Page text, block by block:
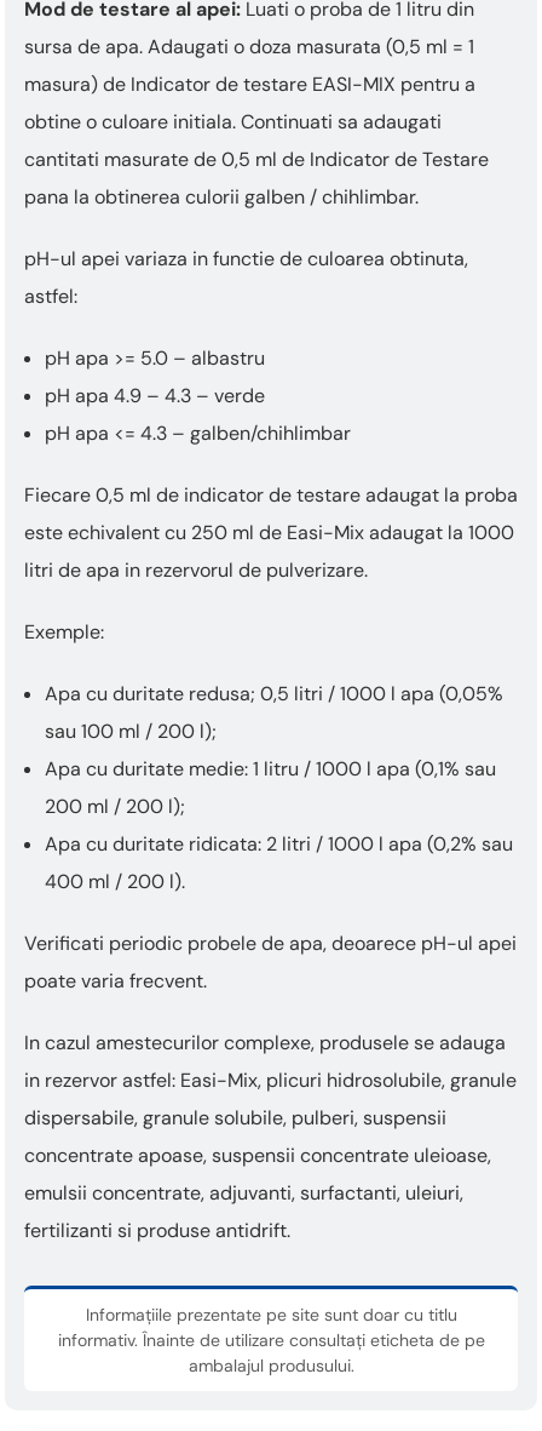
Mod de testare al apei: Luati o proba de 1 litru din
sursa de apa. Adaugati o doza masurata (0,5 ml = 1
masura) de Indicator de testare EASI-MIX pentru a
obtine o culoare initiala. Continuati sa adaugati
cantitati masurate de 0,5 ml de Indicator de Testare
pana la obtinerea culorii galben / chihlimbar.
pH-ul apei variaza in functie de culoarea obtinuta,
astfel:
pH apa >= 5.0 – albastru
pH apa 4.9 – 4.3 – verde
pH apa <= 4.3 – galben/chihlimbar
Fiecare 0,5 ml de indicator de testare adaugat la proba
este echivalent cu 250 ml de Easi-Mix adaugat la 1000
litri de apa in rezervorul de pulverizare.
Exemple:
Apa cu duritate redusa; 0,5 litri / 1000 l apa (0,05%
sau 100 ml / 200 l);
Apa cu duritate medie: 1 litru / 1000 l apa (0,1% sau
200 ml / 200 l);
Apa cu duritate ridicata: 2 litri / 1000 l apa (0,2% sau
400 ml / 200 l).
Verificati periodic probele de apa, deoarece pH-ul apei
poate varia frecvent.
In cazul amestecurilor complexe, produsele se adauga
in rezervor astfel: Easi-Mix, plicuri hidrosolubile, granule
dispersabile, granule solubile, pulberi, suspensii
concentrate apoase, suspensii concentrate uleioase,
emulsii concentrate, adjuvanti, surfactanti, uleiuri,
fertilizanti si produse antidrift.
Informațiile prezentate pe site sunt doar cu titlu
informativ. Înainte de utilizare consultați eticheta de pe
ambalajul produsului.